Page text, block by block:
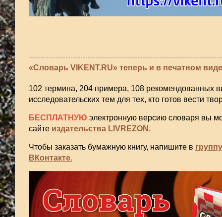
«Словарь VIKENT.RU» теперь и в печатном
102 термина, 204 примера, 108 рекомендованных
исследовательских тем для тех, кто готов вести
БЕСПЛАТНУЮ электронную версию словаря вы
сайте издательства LIVREZON.
Чтобы заказать бумажную книгу, напишите в
ВКонтакте.